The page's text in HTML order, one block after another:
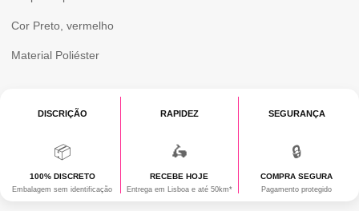
Cor Preto, vermelho
Material Poliéster
DISCRIÇÃO
📦
100% DISCRETO
Embalagem sem identificação
RAPIDEZ
🛵
RECEBE HOJE
Entrega em Lisboa e até 50km*
SEGURANÇA
🔒
COMPRA SEGURA
Pagamento protegido